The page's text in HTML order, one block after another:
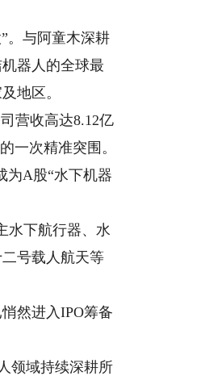
。与阿童木深耕
器人的全球最
地区。
营收高达8.12亿
一次精准突围。
A股“水下机器
水下航行器、水
号载人航天等
然进入IPO筹备
领域持续深耕所